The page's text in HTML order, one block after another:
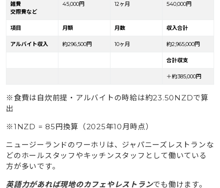
雑費
交際費など
45,000円 12ヶ月 540,000円
項目 月額 月数 収入合計
アルバイト収入 約296,500円 10ヶ月 約2,965,000円
合計収支
＋約385,000円
※食費は自炊前提・アルバイトの時給は約23.50NZDで算
出
※1NZD = 85円換算（2025年10月時点）
ニュージーランドのワーホリは、ジャパニーズレストランな
どのホールスタッフやキッチンスタッフとして働いている
方が多いです。
英語力があれば現地のカフェやレストランでも働けます。